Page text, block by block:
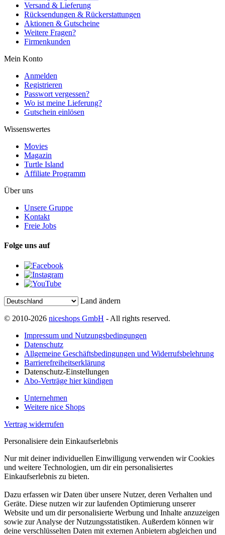
Versand & Lieferung
Rücksendungen & Rückerstattungen
Aktionen & Gutscheine
Weitere Fragen?
Firmenkunden
Mein Konto
Anmelden
Registrieren
Passwort vergessen?
Wo ist meine Lieferung?
Gutschein einlösen
Wissenswertes
Movies
Magazin
Turtle Island
Affiliate Programm
Über uns
Unsere Gruppe
Kontakt
Freie Jobs
Folge uns auf
Land ändern
© 2010-2026 niceshops GmbH - All rights reserved.
Impressum und Nutzungsbedingungen
Datenschutz
Allgemeine Geschäftsbedingungen und Widerrufsbelehrung
Barrierefreiheitserklärung
Datenschutz-Einstellungen
Abo-Verträge hier kündigen
Unternehmen
Weitere nice Shops
Vertrag widerrufen
Personalisiere dein Einkaufserlebnis
Nur mit deiner individuellen Einwilligung verwenden wir Cookies
und weitere Technologien, um dir ein personalisiertes
Einkaufserlebnis zu bieten.
Dazu erfassen wir Daten über unsere Nutzer, deren Verhalten und
Geräte. Diese nutzen wir zur laufenden Optimierung unserer
Website und um dir personalisierte Werbung und Inhalte anzuzeigen
sowie zur Analyse der Nutzungsstatistiken. Außerdem können wir
deine verschlüsselten Daten mit externen Anbietern abgleichen und